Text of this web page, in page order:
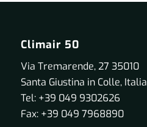
Climair 50
Via Tremarende, 27 35010
Santa Giustina in Colle, Italia
Tel: +39 049 9302626
Fax: +39 049 7968890